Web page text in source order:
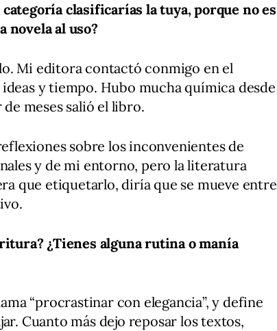
categoría clasificarías la tuya, porque no es
novela al uso?
Mi editora contactó conmigo en el
y tiempo. Hubo mucha química desde
meses salió el libro.
sobre los inconvenientes de
y de mi entorno, pero la literatura
que etiquetarlo, diría que se mueve entre
¿Tienes alguna rutina o manía
“procrastinar con elegancia”, y define
Cuanto más dejo reposar los textos,